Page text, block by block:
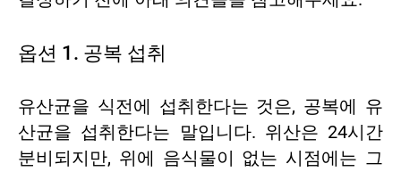
옵션 1. 공복 섭취
유산균을 식전에 섭취한다는 것은, 공복에 유
산균을 섭취한다는 말입니다. 위산은 24시간
분비되지만, 위에 음식물이 없는 시점에는 그